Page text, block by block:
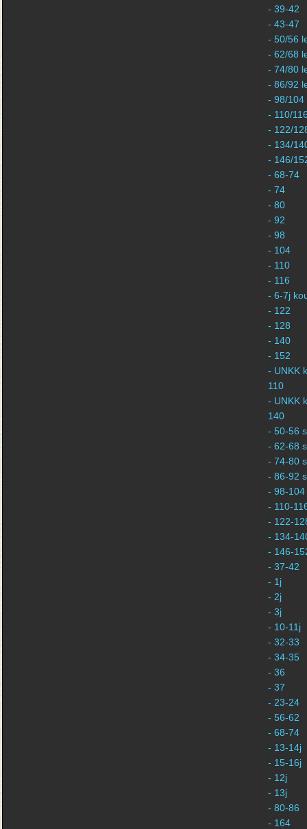
- 39-42
- 43-47
- 50/56
- 62/68
- 74/80
- 86/92
- 98/104
- 110/
- 122/
- 134/
- 146/
- 68-74
- 74
- 80
- 92
- 98
- 104
- 110
- 116
- 6-7j
- 122
- 128
- 140
- 152
- UNKK
110
- UNKK
140
- 50-56
- 62-68
- 74-80
- 86-92
- 98-104
- 110-
- 122-
- 134-
- 146-
- 37-42
- 1j
- 2j
- 3j
- 10-11j
- 32-33
- 34-35
- 36
- 37
- 23-24
- 56-62
- 68-74
- 13-14j
- 15-16j
- 12j
- 13j
- 80-86
- 164